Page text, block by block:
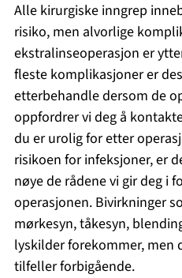
Alle kirurgiske inngrep
risiko, men alvorlige
ekstralinseoperasjon er
fleste komplikasjoner er
etterbehandle dersom de
oppfordrer vi deg å
du er urolig for etter
risikoen for infeksjoner, er
nøye de rådene vi gir deg i
operasjonen. Bivirkninger
mørkesyn, tåkesyn,
lyskilder forekommer, men
tilfeller forbigående.